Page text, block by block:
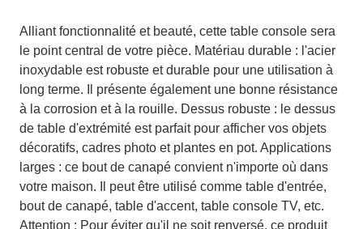
Alliant fonctionnalité et beauté, cette table console sera
le point central de votre pièce. Matériau durable : l'acier
inoxydable est robuste et durable pour une utilisation à
long terme. Il présente également une bonne résistance
à la corrosion et à la rouille. Dessus robuste : le dessus
de table d'extrémité est parfait pour afficher vos objets
décoratifs, cadres photo et plantes en pot. Applications
larges : ce bout de canapé convient n'importe où dans
votre maison. Il peut être utilisé comme table d'entrée,
bout de canapé, table d'accent, table console TV, etc.
Attention : Pour éviter qu'il ne soit renversé, ce produit